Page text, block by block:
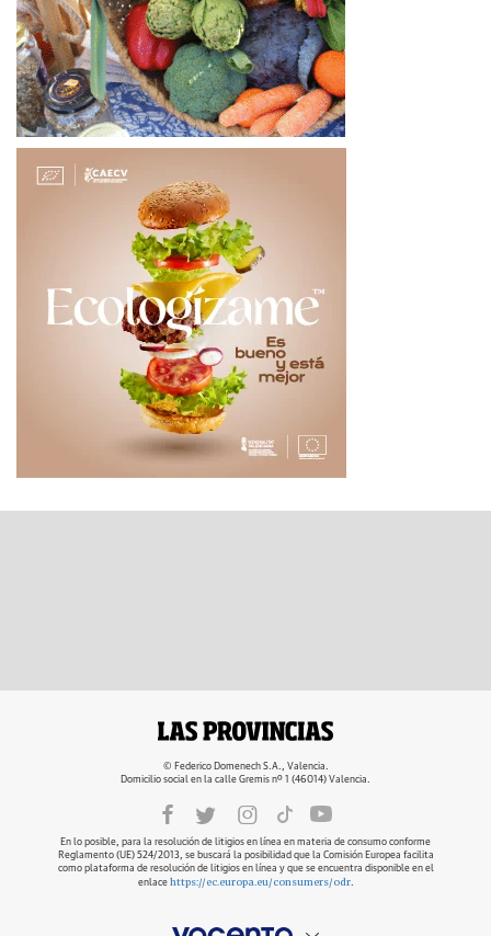
© Federico Domenech S.A., Valencia.
Domicilio social en la calle Gremis nº 1 (46014) Valencia.
En lo posible, para la resolución de litigios en línea en materia de consumo conforme
Reglamento (UE) 524/2013, se buscará la posibilidad que la Comisión Europea facilita
como plataforma de resolución de litigios en línea y que se encuentra disponible en el
enlace https://ec.europa.eu/consumers/odr.